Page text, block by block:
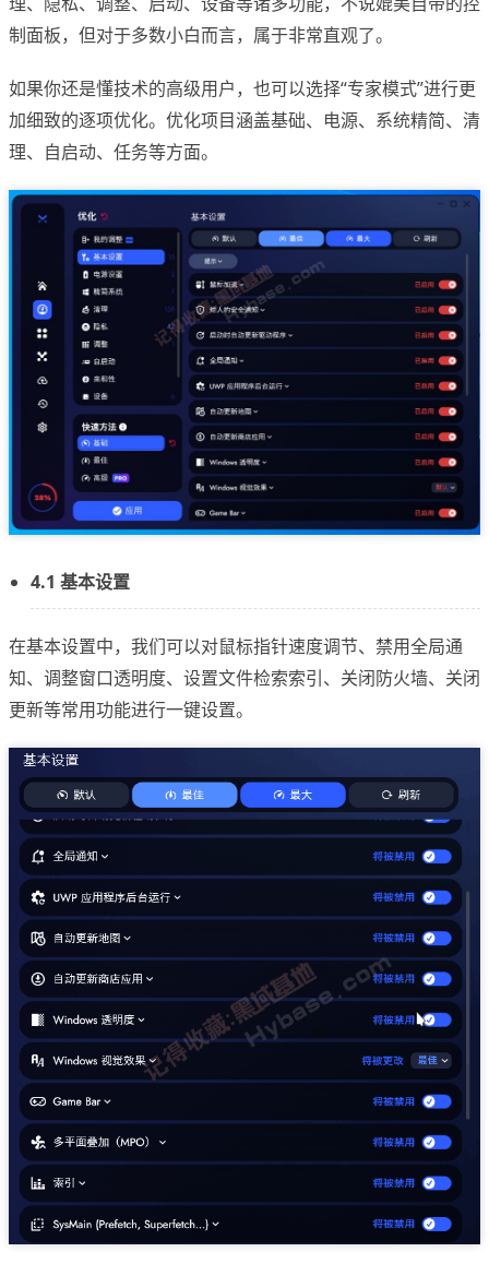
制面板，但对于多数小白而言，属于非常直观了。
如果你还是懂技术的高级用户，也可以选择“专家模式”进行更
加细致的逐项优化。优化项目涵盖基础、电源、系统精简、清
理、自启动、任务等方面。
4.1 基本设置
在基本设置中，我们可以对鼠标指针速度调节、禁用全局通
知、调整窗口透明度、设置文件检索索引、关闭防火墙、关闭
更新等常用功能进行一键设置。